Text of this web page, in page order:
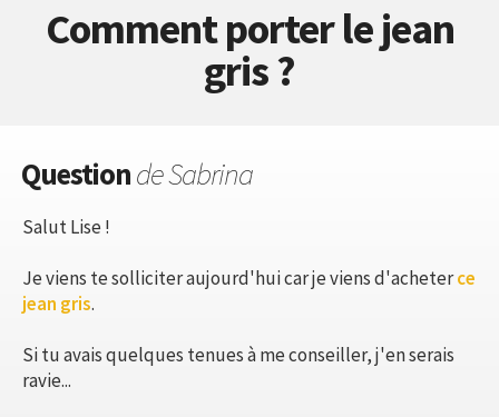
Comment porter le jean
gris ?
Questionde Sabrina
Salut Lise !
Je viens te solliciter aujourd'hui car je viens d'acheterce
jean gris.
Si tu avais quelques tenues à me conseiller, j'en serais
ravie...